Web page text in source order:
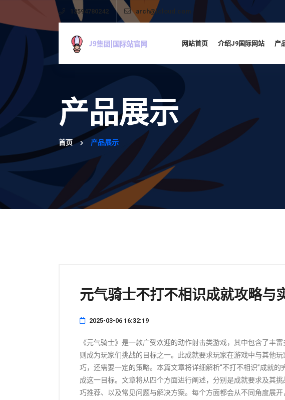
13594780242 arch@icloud.com
网站首页 介绍J9国际网站 产
产品展示
首页 产品展示
元气骑士不打不相识成就攻略与
2025-03-06 16:32:19
《元气骑士》是一款广受欢迎的动作射击类游戏，其中包含了丰
则成为玩家们挑战的目标之一。此成就要求玩家在游戏中与其他
巧，还需要一定的策略。本篇文章将详细解析“不打不相识”成就
成这一目标。文章将从四个方面进行阐述，分别是成就要求及其
巧推荐、以及常见问题与解决方案。每个方面都会从不同角度展